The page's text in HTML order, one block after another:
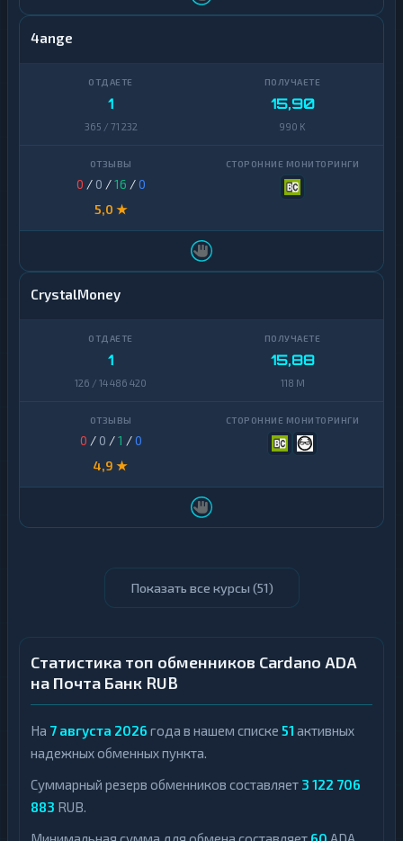
4ange
1
365 / 71 232
15,90
990 K
0 / 0 /16 /0
5,0 ★
CrystalMoney
1
126 / 14 486 420
15,88
118 M
0 / 0 /1 /0
4,9 ★
Показать все курсы (51)
Статистика топ обменников Cardano ADA
на Почта Банк RUB
На 7 августа 2026 года в нашем списке 51 активных
надежных обменных пункта.
Суммарный резерв обменников составляет 3 122 706
883 RUB.